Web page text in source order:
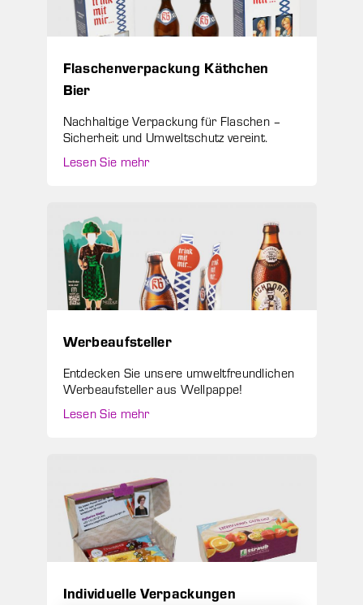
Flaschenverpackung Käthchen
Bier
Nachhaltige Verpackung für Flaschen –
Sicherheit und Umweltschutz vereint.
Lesen Sie mehr
Werbeaufsteller
Entdecken Sie unsere umweltfreundlichen
Werbeaufsteller aus Wellpappe!
Lesen Sie mehr
Individuelle Verpackungen